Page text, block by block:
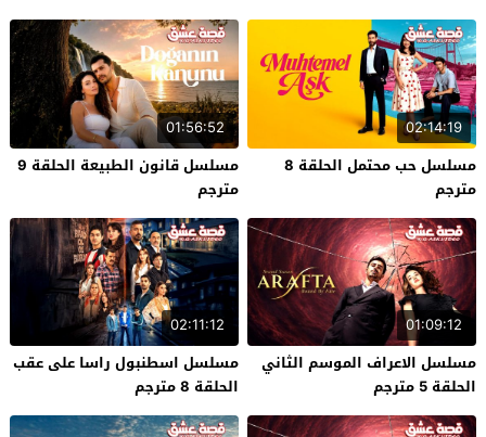
02:14:19
مسلسل حب محتمل الحلقة 8
مترجم
01:56:52
مسلسل قانون الطبيعة الحلقة 9
مترجم
01:09:12
مسلسل الاعراف الموسم الثاني
الحلقة 5 مترجم
02:11:12
مسلسل اسطنبول راسا على عقب
الحلقة 8 مترجم